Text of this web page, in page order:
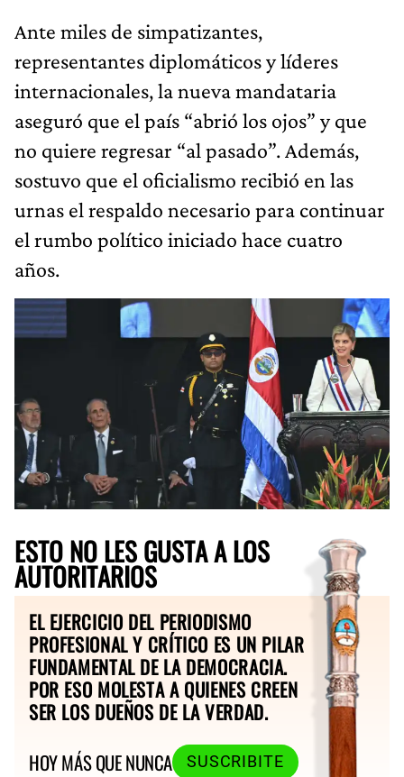
Ante miles de simpatizantes,
representantes diplomáticos y líderes
internacionales, la nueva mandataria
aseguró que el país “abrió los ojos” y que
no quiere regresar “al pasado”. Además,
sostuvo que el oficialismo recibió en las
urnas el respaldo necesario para continuar
el rumbo político iniciado hace cuatro
años.
ESTO NO LES GUSTA A LOS
AUTORITARIOS
EL EJERCICIO DEL PERIODISMO
PROFESIONAL Y CRÍTICO ES UN PILAR
FUNDAMENTAL DE LA DEMOCRACIA.
POR ESO MOLESTA A QUIENES CREEN
SER LOS DUEÑOS DE LA VERDAD.
HOY MÁS QUE NUNCA
SUSCRIBITE